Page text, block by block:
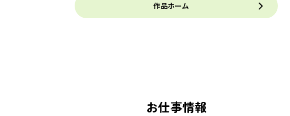
作品ホーム
お仕事情報